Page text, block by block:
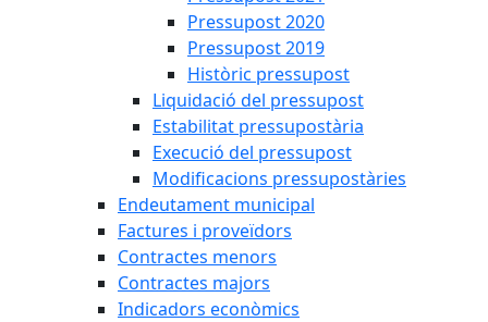
Pressupost 2020
Pressupost 2019
Històric pressupost
Liquidació del pressupost
Estabilitat pressupostària
Execució del pressupost
Modificacions pressupostàries
Endeutament municipal
Factures i proveïdors
Contractes menors
Contractes majors
Indicadors econòmics